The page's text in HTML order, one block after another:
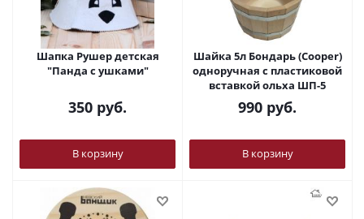
Шапка Рушер детская
"Панда с ушками"
350 руб.
В корзину
Шайка 5л Бондарь (Cooper)
одноручная с пластиковой
вставкой ольха ШП-5
990 руб.
В корзину